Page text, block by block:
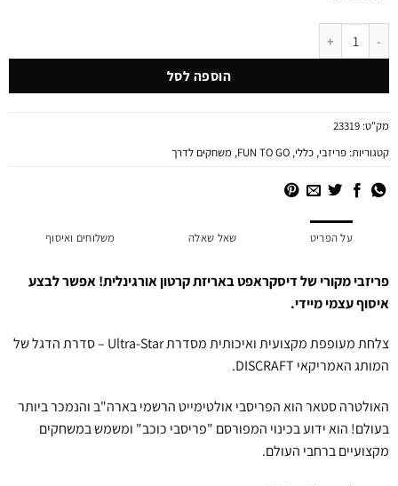
כמות של פריזבי 175 גר' DISCRAFT ULTRASTAR צהוב
הוספה לסל
מק"ט:23319
קטגוריות:פריזבי,כללי,
FUN TO GO
,משחקים לדרך
על הפריט שאל שאלה משלוחים ואיסוף
פריזבי מקורי של דיסקראפט באריזת קרטון אורגינלית! אפשר לבצע
איסוף עצמי מיידי.
צלחת מעופפת מקצועית ואיכותית מסדרת Ultra-Star – סדרת הדגל של
המותג האמריקאי DISCRAFT.
האולטרה סטאר הוא הפריסבי אולטימייט הרשמי בארה"ב והנמכר ביותר
בעולם! הוא ידוע בכינוי המפורסם "פריסבי כוכב" ומשמש במשחקים
מקצועיים ברחבי העולם.